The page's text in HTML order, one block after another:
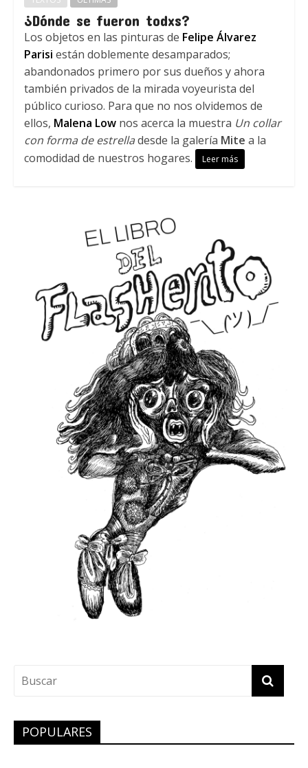
¿Dónde se fueron todxs?
Los objetos en las pinturas de Felipe Álvarez
Parisi están doblemente desamparados;
abandonados primero por sus dueños y ahora
también privados de la mirada voyeurista del
público curioso. Para que no nos olvidemos de
ellos, Malena Lownos acerca la muestra Un collar
con forma de estrelladesde la galería Mite a la
comodidad de nuestros hogares.
Leer más
POPULARES